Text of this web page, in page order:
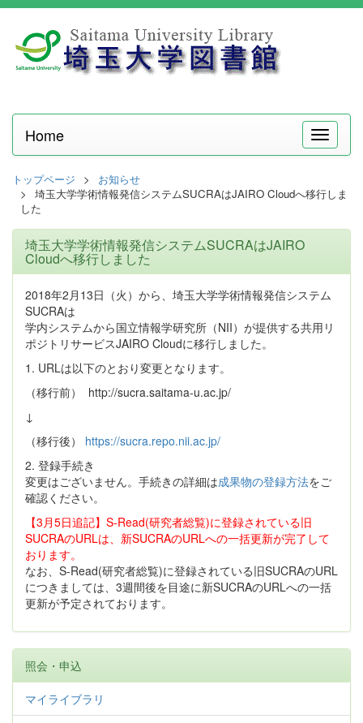
メ
ニ
Home
トップページ
お知らせ
埼玉大学学術情報発信システムSUCRAはJAIRO Cloudへ移行しま
した
埼玉大学学術情報発信システムSUCRAはJAIRO
Cloudへ移行しました
2018年2月13日（火）から、埼玉大学学術情報発信システム
SUCRAは
学内システムから国立情報学研究所（NII）が提供する共用リ
ポジトリサービスJAIRO Cloudに移行しました。
1. URLは以下のとおり変更となります。
（移行前） http://sucra.saitama-u.ac.jp/
↓
（移行後） https://sucra.repo.nii.ac.jp/
2. 登録手続き
変更はございません。手続きの詳細は成果物の登録方法をご
確認ください。
【3月5日追記】S-Read(研究者総覧)に登録されている旧
SUCRAのURLは、新SUCRAのURLへの一括更新が完了して
おります。
なお、S-Read(研究者総覧)に登録されている旧SUCRAのURL
につきましては、3週間後を目途に新SUCRAのURLへの一括
更新が予定されております。
照会・申込
マイライブラリ